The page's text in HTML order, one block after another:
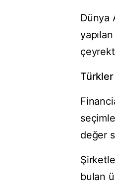
Dünya
Türkler
değer
bulan